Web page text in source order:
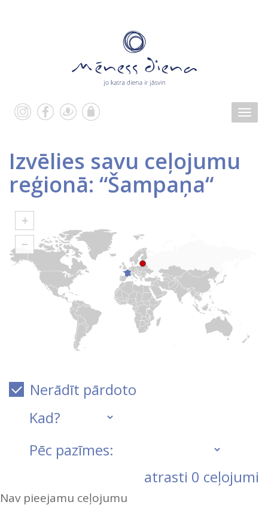
Izvēlies savu ceļojumu
reģionā: “Šampaņa“
+
−
Nerādīt pārdoto
atrasti 0 ceļojumi
Nav pieejamu ceļojumu